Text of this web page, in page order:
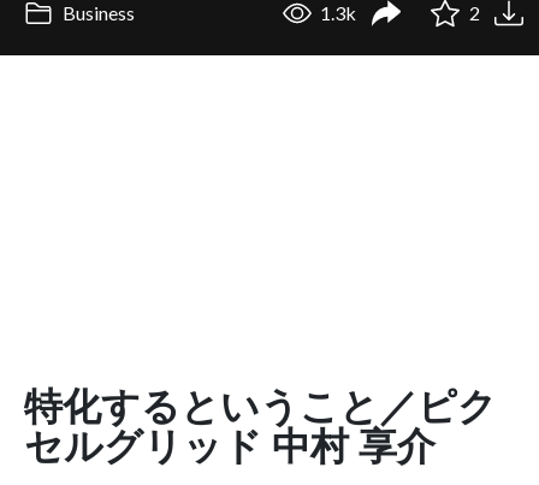
Business 1.3k 2
特化するということ／ピク
セルグリッド 中村 享介